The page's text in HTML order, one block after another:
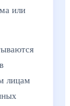
или
лицам